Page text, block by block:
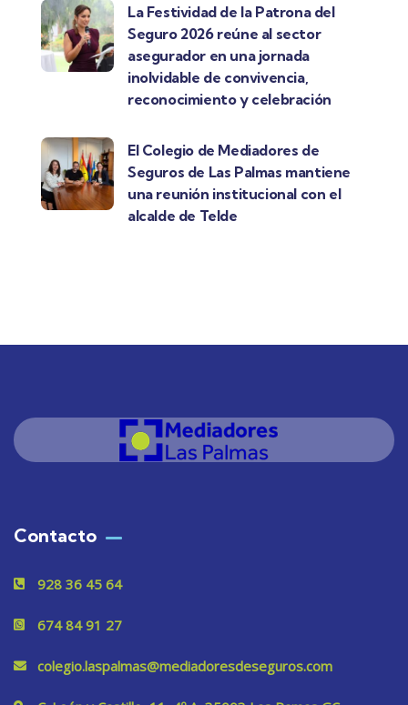
La Festividad de la Patrona del
Seguro 2026 reúne al sector
asegurador en una jornada
inolvidable de convivencia,
reconocimiento y celebración
El Colegio de Mediadores de
Seguros de Las Palmas mantiene
una reunión institucional con el
alcalde de Telde
Contacto
928 36 45 64
674 84 91 27
colegio.laspalmas@mediadoresdeseguros.com